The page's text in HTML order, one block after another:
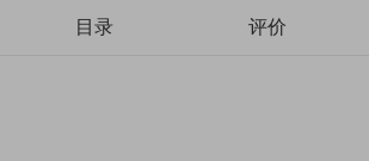
目录 评价